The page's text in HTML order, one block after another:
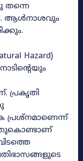
ആൾനാശവും
Hazard)
പ്രകൃതി
പ്രശ്നമാണെന്ന്